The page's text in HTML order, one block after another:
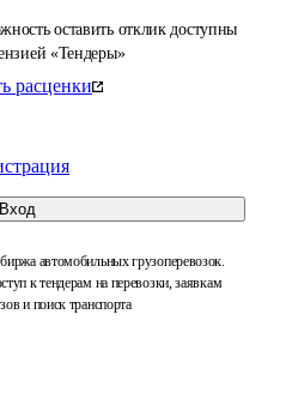
оставить отклик доступны
«Тендеры»
расценки
Вход
автомобильных грузоперевозок.
к тендерам на перевозки, заявкам
и поиск транспорта